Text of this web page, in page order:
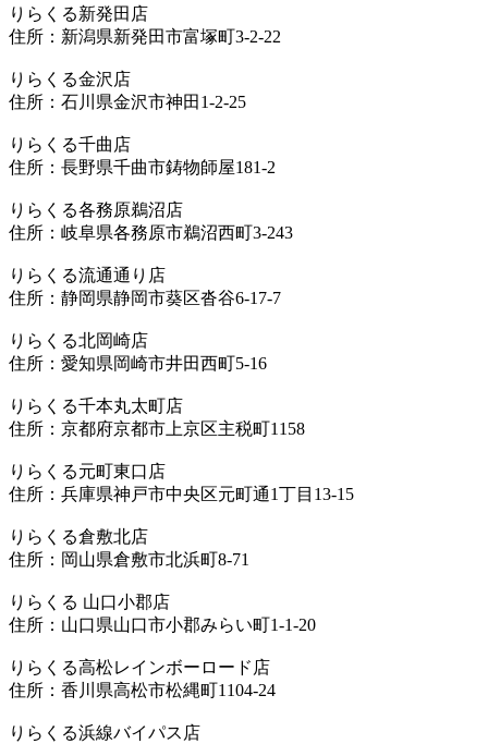
りらくる新発田店
住所：新潟県新発田市富塚町3-2-22
りらくる金沢店
住所：石川県金沢市神田1-2-25
りらくる千曲店
住所：長野県千曲市鋳物師屋181-2
りらくる各務原鵜沼店
住所：岐阜県各務原市鵜沼西町3-243
りらくる流通通り店
住所：静岡県静岡市葵区沓谷6-17-7
りらくる北岡崎店
住所：愛知県岡崎市井田西町5-16
りらくる千本丸太町店
住所：京都府京都市上京区主税町1158
りらくる元町東口店
住所：兵庫県神戸市中央区元町通1丁目13-15
りらくる倉敷北店
住所：岡山県倉敷市北浜町8-71
りらくる 山口小郡店
住所：山口県山口市小郡みらい町1-1-20
りらくる高松レインボーロード店
住所：香川県高松市松縄町1104-24
りらくる浜線バイパス店